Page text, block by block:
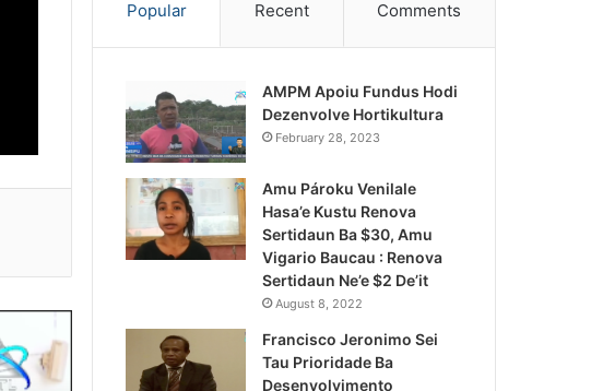
Popular Recent Comments
AMPM Apoiu Fundus Hodi
Dezenvolve Hortikultura
February 28, 2023
Amu Pároku Venilale
Hasa’e Kustu Renova
Sertidaun Ba $30, Amu
Vigario Baucau : Renova
Sertidaun Ne’e $2 De’it
August 8, 2022
Francisco Jeronimo Sei
Tau Prioridade Ba
Desenvolvimento